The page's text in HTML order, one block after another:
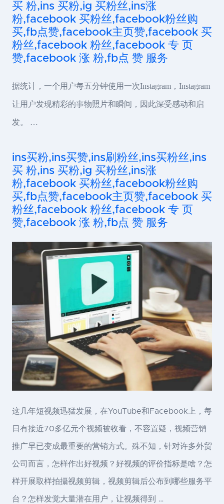
买 粉,ins 买粉,ig 买粉丝,ins涨
粉,facebook 买粉丝,facebook粉丝购
买,fb点赞,facebook主页赞,facebook 买
粉丝,facebook 粉丝,facebook 专 页
赞,facebook 涨 粉,fb点 赞 服务
据统计，一个用户每五分钟使用一次Instagram，Instagram
让用户发现精彩的事物照片和瞬间，因此深受感动和启
发。 …
ins买粉,ins买赞,ins刷粉丝,ins买粉丝,ins
买 粉,ins 买粉,ig 买粉丝,ins涨
粉,facebook 买粉丝,facebook粉丝购
买,fb点赞,facebook主页赞,facebook 买
粉丝,facebook 粉丝,facebook 专 页
赞,facebook 涨 粉,fb点 赞 服务
这几年短视频迅猛发展，在YouTube和Facebook上，每
日有接近70多亿元个视频被收看，不容置疑，视频营销
推广早已变成最重要的营销方式。殊不知，针对许多外贸
公司而言，怎样作出好视频？好视频的评价指标是啥？怎
样开展取样拍攝视频剪辑，视频剪辑后公布到哪些服务平
台？怎样发觉大量潜在用户，让视频得到 …